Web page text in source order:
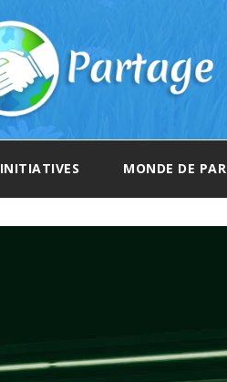
INITIATIVES MONDE DE